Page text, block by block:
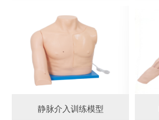
静脉介入训练模型